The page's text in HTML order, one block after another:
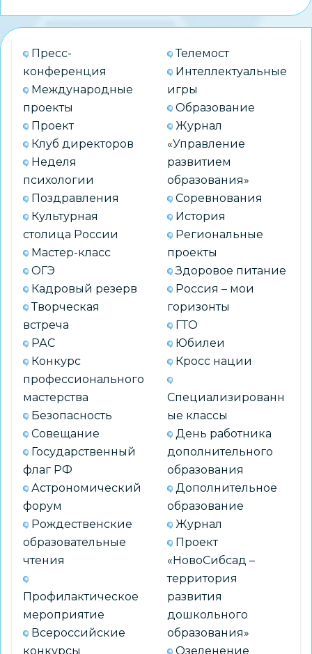
семинаре
проекта
«Наставническая
Минпросвещения
Пресс-
конференция
Международные
проекты
Проект
Клуб директоров
Неделя
психологии
Поздравления
Культурная
столица России
Мастер-класс
ОГЭ
Кадровый резерв
Творческая
встреча
РАС
Конкурс
профессионального
мастерства
Безопасность
Совещание
Государственный
флаг РФ
Астрономический
форум
Рождественские
образовательные
чтения
Профилактическое
мероприятие
Всероссийские
конкурсы
Телемост
Интеллектуальные
игры
Образование
Журнал
«Управление
развитием
образования»
Соревнования
История
Региональные
проекты
Здоровое питание
Россия – мои
горизонты
ГТО
Юбилеи
Кросс нации
Специализированн
ые классы
День работника
дополнительного
образования
Дополнительное
образование
Журнал
Проект
«НовоСибсад –
территория
развития
дошкольного
образования»
Озеленение